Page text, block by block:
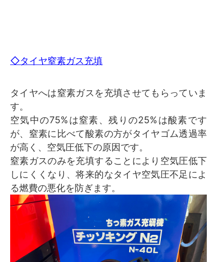
◇タイヤ窒素ガス充填
タイヤへは窒素ガスを充填させてもらっていま
す。
空気中の75%は窒素、残りの25%は酸素です
が、窒素に比べて酸素の方がタイヤゴム透過率
が高く、空気圧低下の原因です。
窒素ガスのみを充填することにより空気圧低下
しにくくなり、将来的なタイヤ空気圧不足によ
る燃費の悪化を防ぎます。